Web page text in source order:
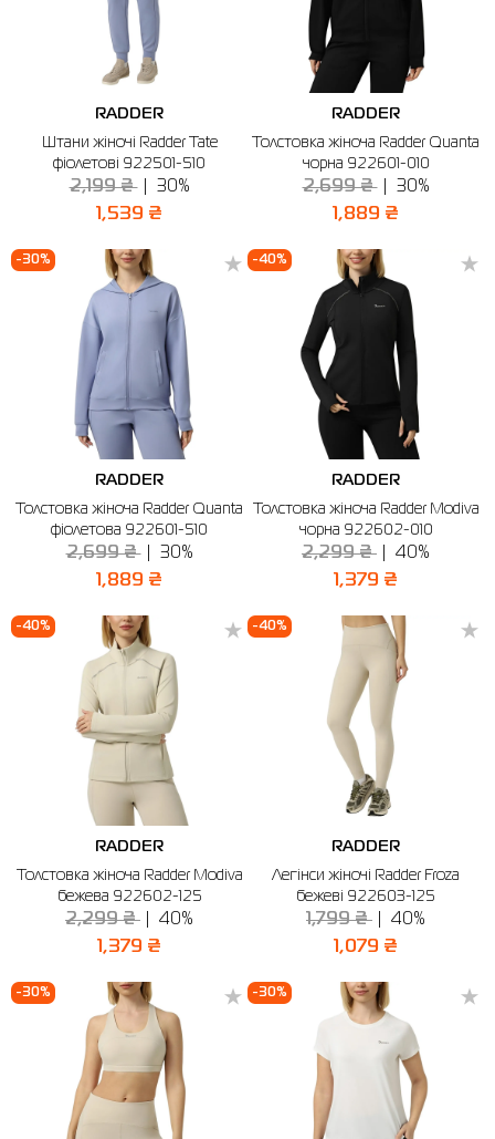
RADDER
Штани жіночі Radder Tate
фіолетові 922501-510
2,199 ₴ 30%
1,539 ₴
RADDER
Толстовка жіноча Radder Quanta
чорна 922601-010
2,699 ₴ 30%
1,889 ₴
-30%
RADDER
Толстовка жіноча Radder Quanta
фіолетова 922601-510
2,699 ₴ 30%
1,889 ₴
-40%
RADDER
Толстовка жіноча Radder Modiva
чорна 922602-010
2,299 ₴ 40%
1,379 ₴
-40%
RADDER
Толстовка жіноча Radder Modiva
бежева 922602-125
2,299 ₴ 40%
1,379 ₴
-40%
RADDER
Легінси жіночі Radder Froza
бежеві 922603-125
1,799 ₴ 40%
1,079 ₴
-30% -30%